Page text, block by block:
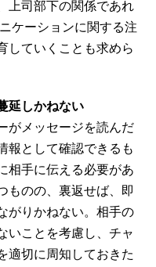
上司部下の関係であれ
ケーションに関する注
していくことも求めら
延しかねない
がメッセージを読んだ
報として確認できるも
相手に伝える必要があ
ものの、裏返せば、即
がりかねない。相手の
いことを考慮し、チャ
適切に周知しておきた